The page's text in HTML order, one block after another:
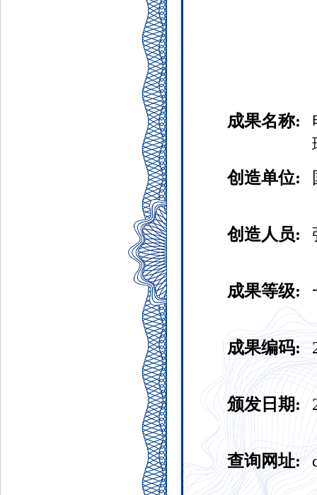
成果名称:
创造单位:
创造人员:
成果等级:
成果编码:
颁发日期:
查询网址: